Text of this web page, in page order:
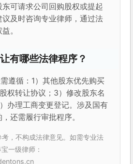
可请求公司回购股权或提起
议及时咨询专业律师，通过法
。
有哪些法律程序？
遵循：1）其他股东优先购买
权转让协议；3）修改股东名
办理工商变更登记。涉及国有
还需履行审批程序。
，不构成法律意见。如需专业法
一级律师：